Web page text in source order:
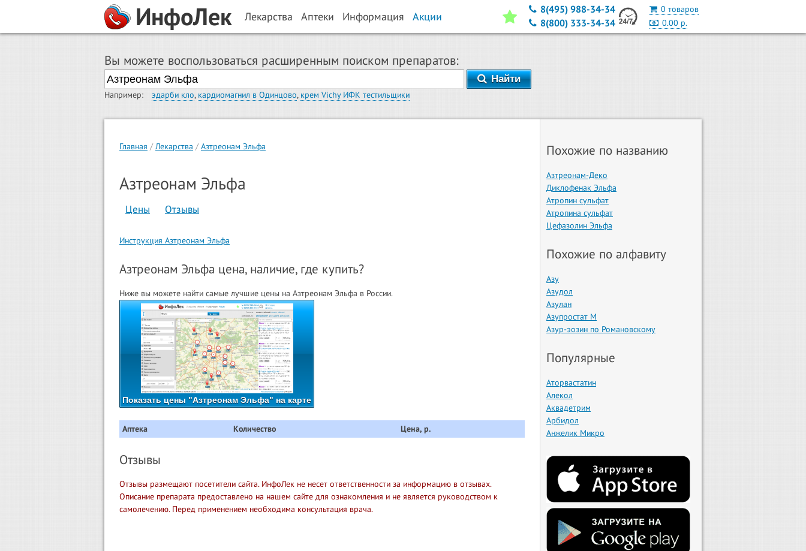
ИнфоЛек Лекарства Аптеки Информация Акции
0 товаров
0.00 р.
8(495) 988-34-34
8(800) 333-34-34
Вы можете воспользоваться расширенным поиском препаратов:
Найти
Например: эдарби кло, кардиомагнил в Одинцово, крем Vichy ИФК тестильщики
Главная Лекарства Азтреонам Эльфа
Азтреонам Эльфа
Цены Отзывы
Инструкция Азтреонам Эльфа
Азтреонам Эльфа цена, наличие, где купить?
Ниже вы можете найти самые лучшие цены на Азтреонам Эльфа в России.
Показать цены "Азтреонам Эльфа" на карте
Аптека Количество Цена, р.
Отзывы
Отзывы размещают посетители сайта. ИнфоЛек не несет ответственности за информацию в отзывах.
Описание препарата предоставлено на нашем сайте для ознакомления и не является руководством к
самолечению. Перед применением необходима консультация врача.
Похожие по названию
Азтреонам-Деко
Диклофенак Эльфа
Атропин сульфат
Атропина сульфат
Цефазолин Эльфа
Похожие по алфавиту
Азу
Азудол
Азулан
Азупростат М
Азур-эозин по Романовскому
Популярные
Аторвастатин
Алекол
Аквадетрим
Арбидол
Анжелик Микро